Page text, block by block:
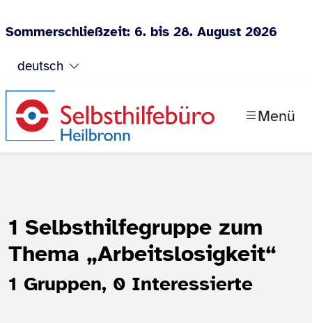
Zum Inhalt springen
Sommerschließzeit: 6. bis 28. August 2026
deutsch
Menü
1 Selbsthilfegruppe zum
Thema „Arbeitslosigkeit“
1 Gruppen, 0 Interessierte